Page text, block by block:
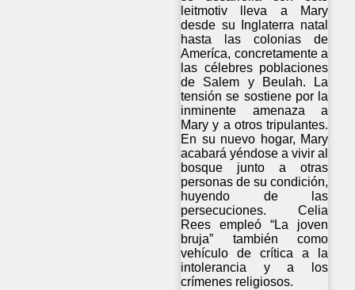
leitmotiv lleva a Mary
desde su Inglaterra natal
hasta las colonias de
Ameríca, concretamente a
las célebres poblaciones
de Salem y Beulah. La
tensión se sostiene por la
inminente amenaza a
Mary y a otros tripulantes.
En su nuevo hogar, Mary
acabará yéndose a vivir al
bosque junto a otras
personas de su condición,
huyendo de las
persecuciones. Celia
Rees empleó “La joven
bruja” también como
vehículo de crítica a la
intolerancia y a los
crímenes religiosos.